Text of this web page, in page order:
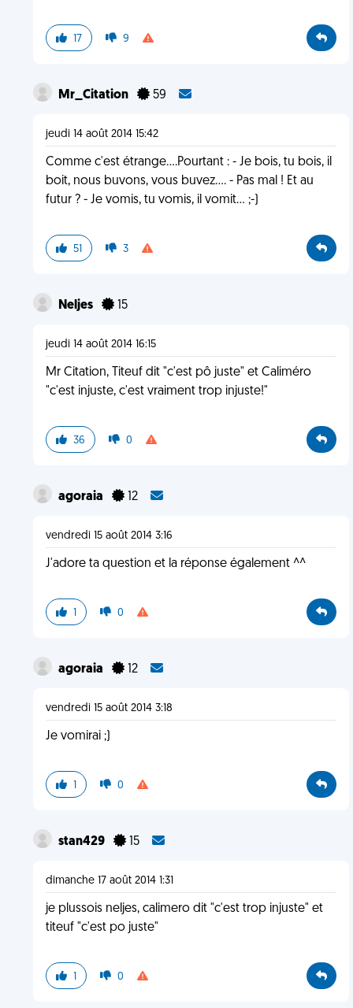
17 9
Mr_Citation 59
jeudi 14 août 2014 15:42
Comme c'est étrange....Pourtant : - Je bois, tu bois, il
boit, nous buvons, vous buvez.... - Pas mal ! Et au
futur ? - Je vomis, tu vomis, il vomit... ;-)
51 3
Neljes 15
jeudi 14 août 2014 16:15
Mr Citation, Titeuf dit "c'est pô juste" et Caliméro
"c'est injuste, c'est vraiment trop injuste!"
36 0
agoraia 12
vendredi 15 août 2014 3:16
J'adore ta question et la réponse également ^^
1 0
agoraia 12
vendredi 15 août 2014 3:18
Je vomirai ;)
1 0
stan429 15
dimanche 17 août 2014 1:31
je plussois neljes, calimero dit "c'est trop injuste" et
titeuf "c'est po juste"
1 0